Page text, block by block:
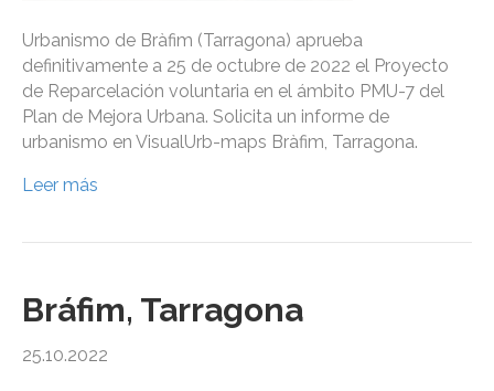
Urbanismo de Bràfim (Tarragona) aprueba
definitivamente a 25 de octubre de 2022 el Proyecto
de Reparcelación voluntaria en el ámbito PMU-7 del
Plan de Mejora Urbana. Solicita un informe de
urbanismo en VisualUrb-maps Bràfim, Tarragona.
Leer más
Bráfim, Tarragona
25.10.2022